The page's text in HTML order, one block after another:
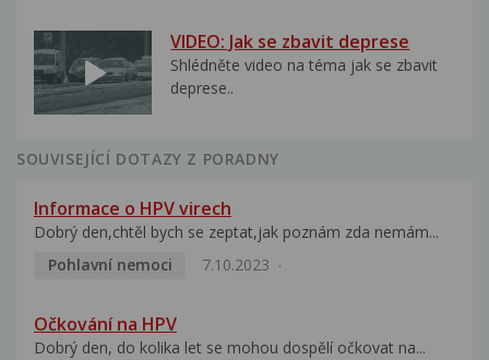
VIDEO: Jak se zbavit deprese
Shlédněte video na téma jak se zbavit
deprese..
SOUVISEJÍCÍ DOTAZY Z PORADNY
Informace o HPV virech
Dobrý den,chtěl bych se zeptat,jak poznám zda nemám...
Pohlavní nemoci
7.10.2023
Očkování na HPV
Dobrý den, do kolika let se mohou dospělí očkovat na...